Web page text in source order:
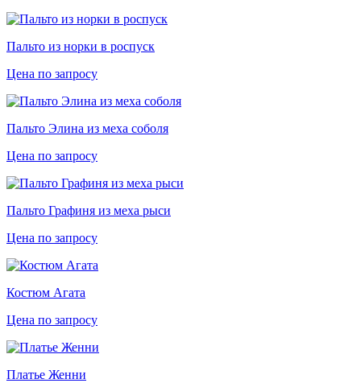
Пальто из норки в роспуск
Цена по запросу
Пальто Элина из меха соболя
Цена по запросу
Пальто Графиня из меха рыси
Цена по запросу
Костюм Агата
Цена по запросу
Платье Женни